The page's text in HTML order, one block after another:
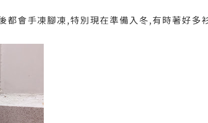
都會手凍腳凍,特別現在準備入冬,有時著好多